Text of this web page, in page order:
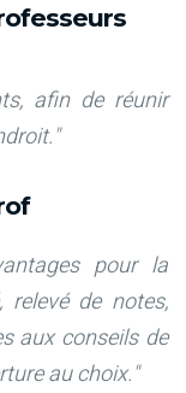
afin de réunir
pour la
de notes,
aux conseils de
au choix."